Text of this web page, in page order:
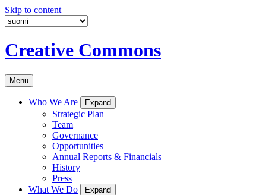
Skip to content
Creative Commons
Menu
Who We Are Expand
Strategic Plan
Team
Governance
Opportunities
Annual Reports & Financials
History
Press
What We Do
Expand